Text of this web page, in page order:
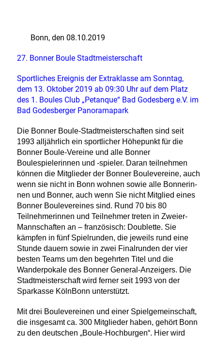
Bonn, den 08.10.2019
27. Bonner Boule Stadtmeisterschaft
Sportliches Ereignis der Extraklasse am Sonntag,
dem 13. Oktober 2019 ab 09:30 Uhr auf dem Platz
des 1. Boules Club „Petanque“ Bad Godesberg e.V. im
Bad Godesberger Panoramapark
Die Bonner Boule-Stadtmeisterschaften sind seit
1993 alljährlich ein sportlicher Höhepunkt für die
Bonner Boule-Vereine und alle Bonner
Boulespielerinnen und -spieler. Daran teil­nehmen
können die Mitglieder der Bonner Boulevereine, auch
wenn sie nicht in Bonn woh­nen sowie alle Bonnerin­
nen und Bonner, auch wenn Sie nicht Mitglied eines
Bonner Boule­vereines sind. Rund 70 bis 80
Teilnehmerinnen und Teilnehmer treten in Zweier-
Mann­schaften an – französisch: Doublette. Sie
kämpfen in fünf Spielrunden, die jeweils rund eine
Stunde dauern sowie in zwei Finalrunden der vier
besten Teams um den begehrten Titel und die
Wanderpokale des Bonner General-Anzeigers. Die
Stadtmeisterschaft wird ferner seit 1993 von der
Sparkasse KölnBonn unterstützt.
Mit drei Boulevereinen und einer Spielgemeinschaft,
die insgesamt ca. 300 Mitglieder haben, gehört Bonn
zu den deutschen „Boule-Hochburgen“. Hier wird